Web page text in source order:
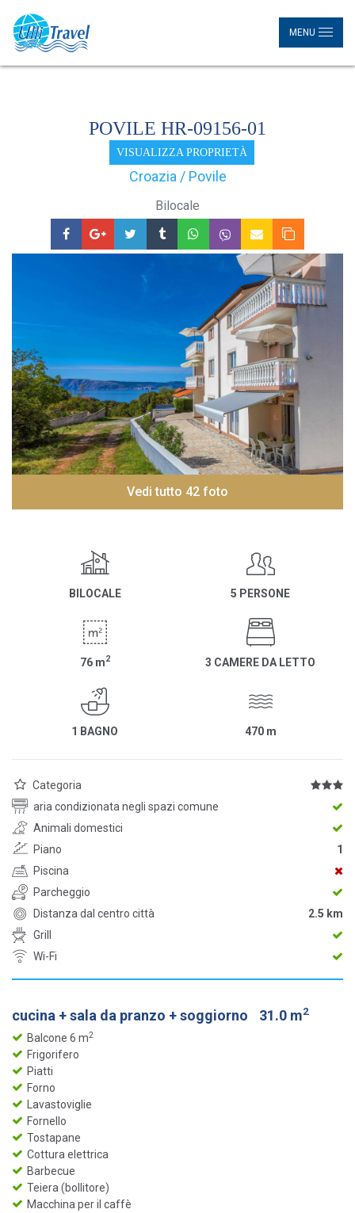
MENU
POVILE HR-09156-01
VISUALIZZA PROPRIETÀ
Croazia / Povile
Bilocale
Vedi tutto 42 foto
BILOCALE 5 PERSONE
76 m2 3 CAMERE DA LETTO
1 BAGNO 470 m
Categoria
aria condizionata negli spazi comune
Animali domestici
Piano
1
Piscina
Parcheggio
Distanza dal centro città
2.5 km
Grill
Wi-Fi
cucina + sala da pranzo + soggiorno 31.0 m2
Balcone 6 m2
Frigorifero
Piatti
Forno
Lavastoviglie
Fornello
Tostapane
Cottura elettrica
Barbecue
Teiera (bollitore)
Macchina per il caffè